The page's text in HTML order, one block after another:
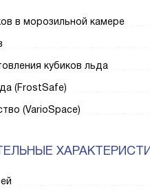
в морозильной камере
кубиков льда
(FrostSafe)
(VarioSpace)